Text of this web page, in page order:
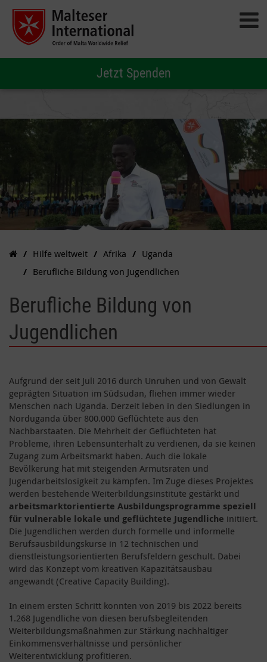
Jetzt Spenden
Hilfe weltweit Afrika
Uganda
Berufliche Bildung von Jugendlichen
Berufliche Bildung von
Jugendlichen
Aufgrund der seit Juli 2016 durch Unruhen und von Gewalt
geprägten Situation im Südsudan, fliehen immer wieder
Menschen nach Uganda. Derzeit leben in den Siedlungen in
Norduganda über 800.000 Geflüchtete aus den
Nachbarstaaten. Die Mehrheit der Geflüchteten hat
Probleme, ihren Lebensunterhalt zu verdienen, da sie keinen
Zugang zum Arbeitsmarkt haben. Auch die lokale
Bevölkerung hat mit steigenden Armutsraten und
Jugendarbeitslosigkeit zu kämpfen. Im Zuge dieses Projektes
werden bestehende Weiterbildungsinstitute gestärkt und
arbeitsmarktorientierte Ausbildungsprogramme speziell
für vulnerable lokale und geflüchtete Jugendliche initiiert.
Die Jugendlichen werden durch formelle und informelle
Berufsausbildungskurse in 12 technischen und
dienstleistungsorientierten Berufsfeldern geschult. Dabei
wird das Konzept vom kreativen Kapazitätsausbau
angewandt (Creative Capacity Building).
In einem ersten Schritt konnten von 2019 bis 2022 bereits
1.268 Jugendliche von diesen berufsbegleitenden
Weiterbildungsmaßnahmen zur Stärkung nachhaltiger
Einkommensverhältnisse und persönlicher
Weiterentwicklung profitieren.